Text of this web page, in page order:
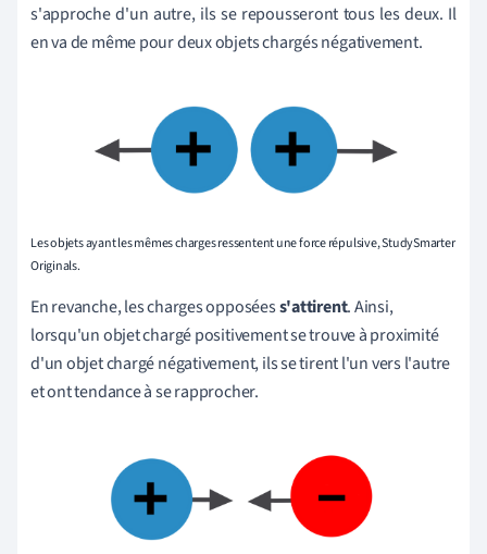
s'approche d'un autre, ils se repousseront tous les deux. Il
en va de même pour deux objets chargés négativement.
Les objets ayant les mêmes charges ressentent une force répulsive, StudySmarter
Originals.
En revanche, les charges opposéess'attirent. Ainsi,
lorsqu'un objet chargé positivement se trouve à proximité
d'un objet chargé négativement, ils se tirent l'un vers l'autre
et ont tendance à se rapprocher.